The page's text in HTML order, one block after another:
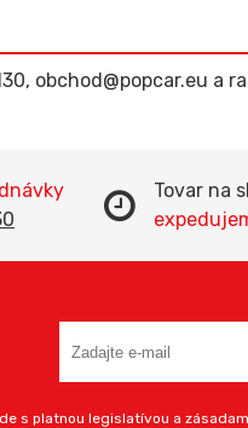
obchod@popcar.eu a
Tovar na
s platnou legislatívou a